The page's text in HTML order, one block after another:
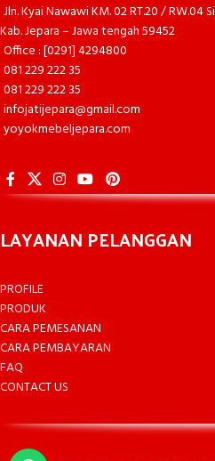
Jln. Kyai Nawawi KM. 02 RT.20 / RW.04
Kab. Jepara – Jawa tengah 59452
Office : [0291] 4294800
081 229 222 35
081 229 222 35
infojatijepara@gmail.com
yoyokmebeljepara.com
LAYANAN PELANGGAN
PROFILE
PRODUK
CARA PEMESANAN
CARA PEMBAYARAN
FAQ
CONTACT US